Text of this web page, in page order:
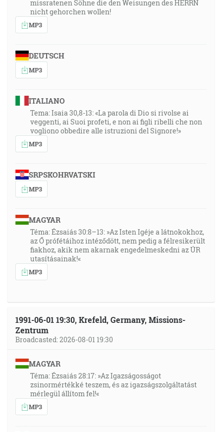
missratenen Söhne die den Weisungen des HERRN
nicht gehorchen wollen!
MP3
DEUTSCH
MP3
ITALIANO
Tema: Isaia 30,8-13: «La parola di Dio si rivolse ai
veggenti, ai Suoi profeti, e non ai figli ribelli che non
vogliono obbedire alle istruzioni del Signore!»
MP3
SRPSKOHRVATSKI
MP3
MAGYAR
Téma: Ézsaiás 30:8–13: »Az Isten Igéje a látnokokhoz,
az Ő prófétáihoz intéződött, nem pedig a félresikerült
fiakhoz, akik nem akarnak engedelmeskedni az ÚR
utasításainak!«
MP3
1991-06-01 19:30, Krefeld, Germany, Missions-
Zentrum
Broadcasted: 2026-08-01 19:30
MAGYAR
Téma: Ézsaiás 28:17: »Az Igazságosságot
zsinormértékké teszem, és az igazságszolgáltatást
mérlegül állítom fel!«
MP3